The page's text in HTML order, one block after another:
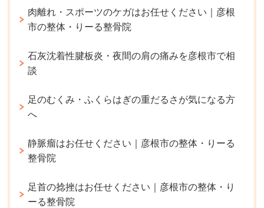
肉離れ・スポーツのケガはお任せください｜彦根
市の整体・りーる整骨院
石灰沈着性腱板炎・夜間の肩の痛みを彦根市で相
談
足のむくみ・ふくらはぎの重だるさが気になる方
へ
静脈瘤はお任せください｜彦根市の整体・りーる
整骨院
足首の捻挫はお任せください｜彦根市の整体・り
ーる整骨院